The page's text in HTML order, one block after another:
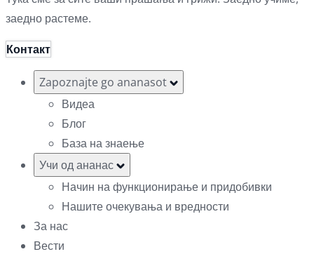
заедно растеме.
Контакт
Zapoznajte go ananasot
Видеа
Блог
База на знаење
Учи од ананас
Начин на функционирање и придобивки
Нашите очекувања и вредности
За нас
Вести